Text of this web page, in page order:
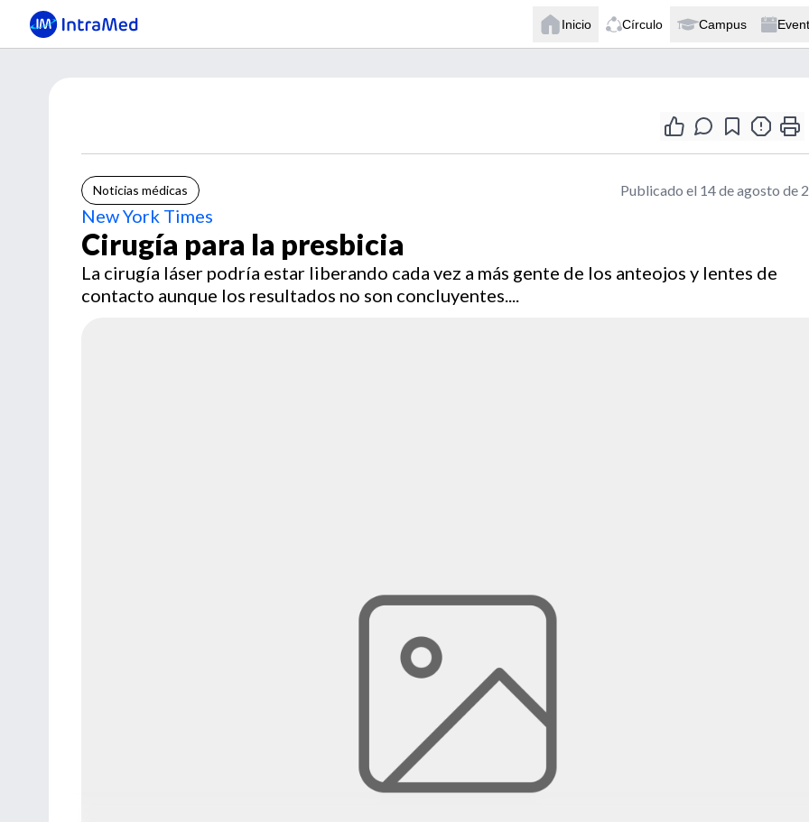
Inicio Círculo Campus
Noticias médicas Publicado el 14 de agosto de
New York Times
Cirugía para la presbicia
La cirugía láser podría estar liberando cada vez a más gente de los anteojos y lentes de
contacto aunque los resultados no son concluyentes....